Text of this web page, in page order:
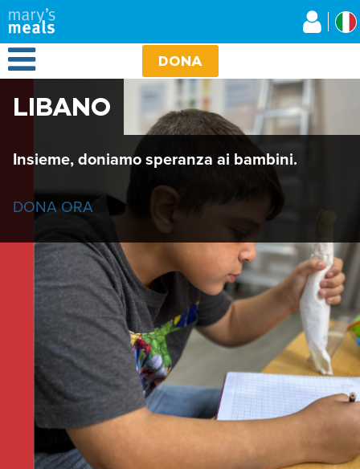
Salta
al
contenuto
principale
Open Menu DONA
LIBANO
Insieme, doniamo speranza ai bambini.
DONA ORA